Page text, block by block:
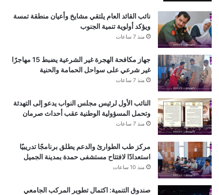
نائب القائد العام يلتقي مشايخ وأعيان منطقة تمسة
ويؤكد أولوية تنمية الجنوب
منذ 7 ساعات
جهاز مكافحة الهجرة غير الشرعية يضبط 15 مهاجرًا
غير شرعي على سواحل الحمامة والحنية
منذ 7 ساعات
النائب الأول لرئيس مجلس النواب يدعو إلى التهدئة
وتحمل المسؤولية الوطنية عقب أحداث صرمان
منذ 7 ساعات
مركز طب الطوارئ والدعم يطلق برنامجًا تدريبيًا
استعدادًا لافتتاح مستشفى حمدة بمدينة الجميل
منذ 10 ساعات
صندوق التنمية: اكتمال تطوير المركب الجامعي